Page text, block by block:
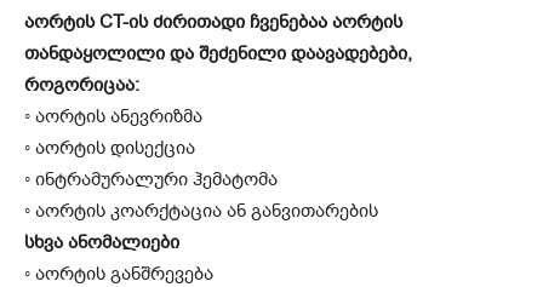
აორტის CT-ის ძირითადი ჩვენებაა აორტის
თანდაყოლილი და შეძენილი დაავადებები,
როგორიცაა:
◦ აორტის ანევრიზმა
◦ აორტის დისექცია
◦ ინტრამურალური ჰემატომა
◦ აორტის კოარქტაცია ან განვითარების
სხვა ანომალიები
◦ აორტის განშრევება